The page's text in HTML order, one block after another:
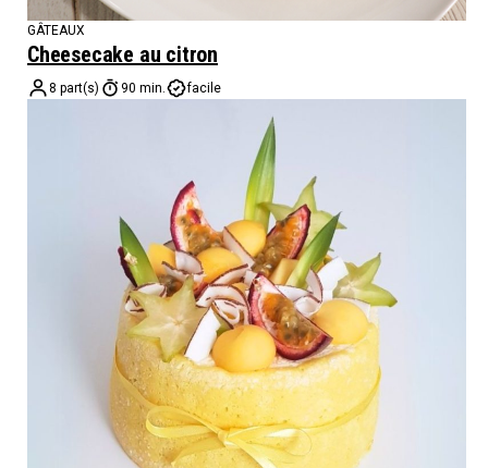
GÂTEAUX
Cheesecake au citron
8 part(s) 90 min. facile